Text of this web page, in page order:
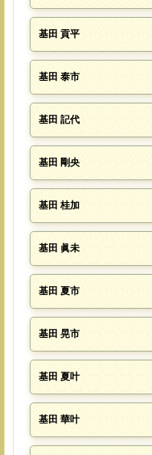
基田 貢平
基田 泰市
基田 記代
基田 剛央
基田 桂加
基田 眞未
基田 夏市
基田 晃市
基田 夏叶
基田 華叶